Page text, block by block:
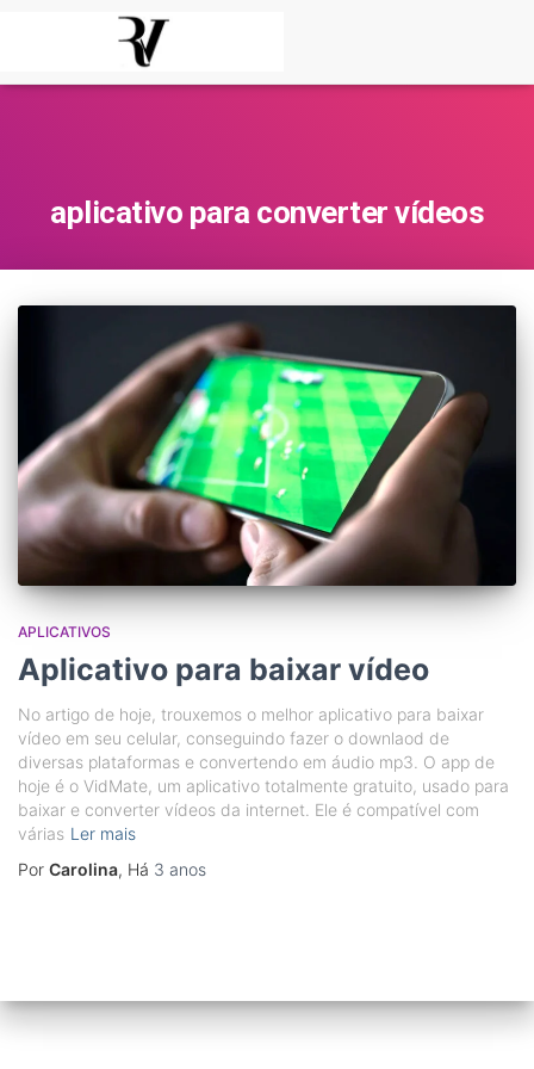
aplicativo para converter vídeos
APLICATIVOS
Aplicativo para baixar vídeo
No artigo de hoje, trouxemos o melhor aplicativo para baixar
vídeo em seu celular, conseguindo fazer o downlaod de
diversas plataformas e convertendo em áudio mp3. O app de
hoje é o VidMate, um aplicativo totalmente gratuito, usado para
baixar e converter vídeos da internet. Ele é compatível com
várias Ler mais
Por Carolina, Há 3 anos